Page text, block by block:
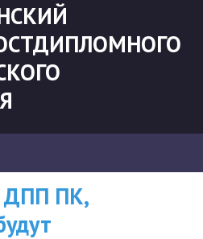
ВНИМАНИЮ
СЛУШАТЕЛЕЙ, У
Перечень ДПП
которые будут
«Об